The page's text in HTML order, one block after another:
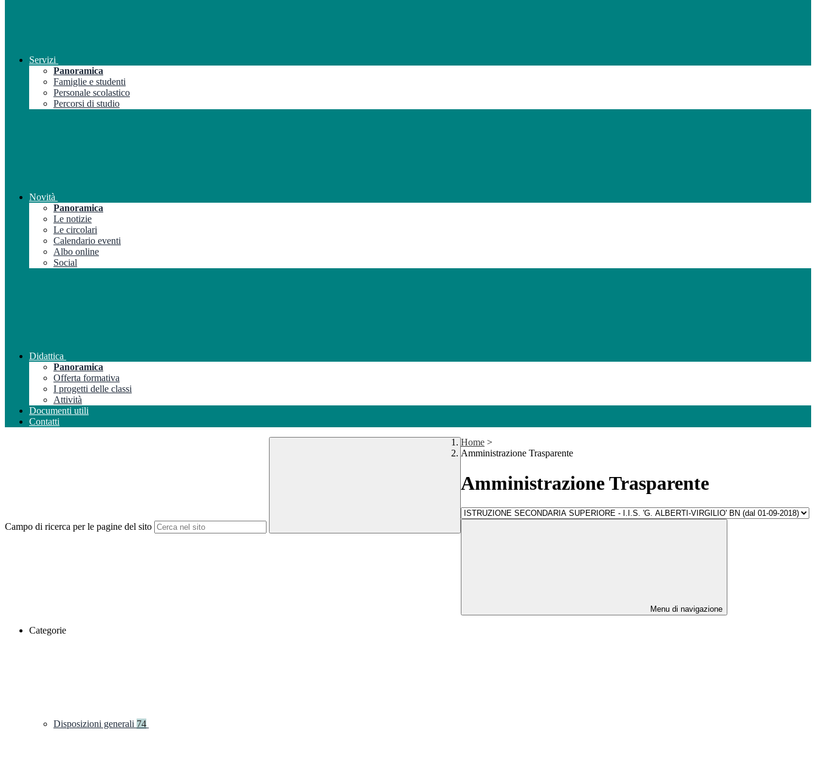
Servizi
Panoramica
Famiglie e studenti
Personale scolastico
Percorsi di studio
Novità
Panoramica
Le notizie
Le circolari
Calendario eventi
Albo online
Social
Didattica
Panoramica
Offerta formativa
I progetti delle classi
Attività
Documenti utili
Contatti
Campo di ricerca per le pagine del sito
Home >
Amministrazione Trasparente
Amministrazione Trasparente
Menu di navigazione
Categorie
Disposizioni generali 74